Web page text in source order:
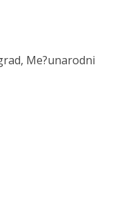
Me?unarodni